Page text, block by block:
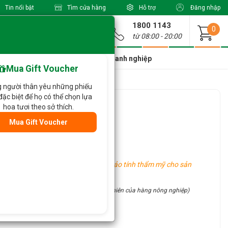
Tin nổi bật Tìm cửa hàng Hỗ trợ Đăng nhập
1800 1143
từ 08:00 - 20:00
0
Dành cho doanh nghiệp
196
khác nhau, tuy nhiên vẫn đảm bảo tính thẩm mỹ cho sản
(đặc điểm thủ công và tính chất tự nhiên của hàng nông nghiệp)
Mua Gift Voucher
người thân yêu những phiếu
biệt để họ có thể chọn lựa
hoa tươi theo sở thích.
Mua Gift Voucher